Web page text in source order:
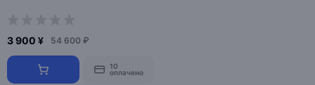
3 900 ¥ 54 600 ₽
10
оплачено